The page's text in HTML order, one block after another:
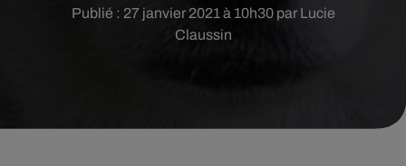
Publié : 27 janvier 2021 à 10h30 par Lucie
Claussin